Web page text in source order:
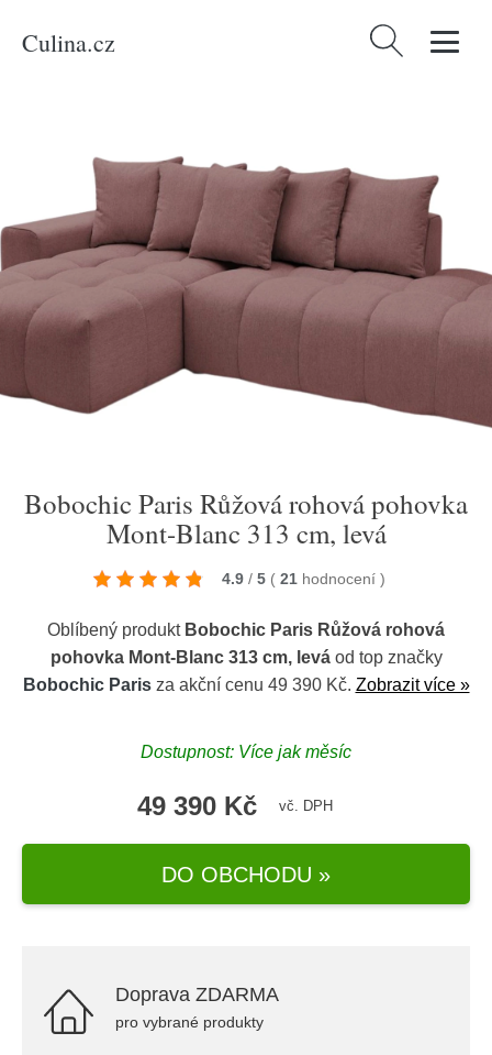
Culina.cz Vyhledávání
Bobochic Paris Růžová rohová pohovka
Mont-Blanc 313 cm, levá
4.9 / 5 ( 21 hodnocení )
Oblíbený produkt Bobochic Paris Růžová rohová
pohovka Mont-Blanc 313 cm, leváod top značky
Bobochic Parisza akční cenu 49 390 Kč. Zobrazit více »
Dostupnost: Více jak měsíc
49 390 Kč vč. DPH
DO OBCHODU »
Doprava ZDARMA
pro vybrané produkty